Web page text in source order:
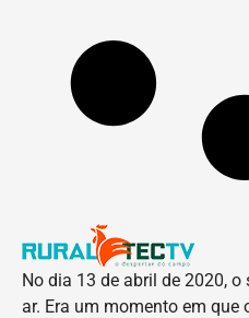
No dia 13 de abril de 2020,
ar. Era um momento em